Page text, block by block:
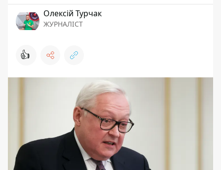
Олексій Турчак
ЖУРНАЛІСТ
👍